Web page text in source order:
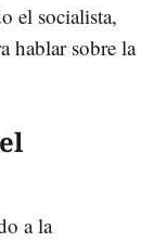
el socialista,
hablar sobre la
a la